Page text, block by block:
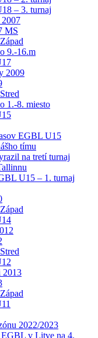
– 3. turnaj
MS
9.-16.m
2009
1.-8. miesto
EGBL U15
tímu
na tretí turnaj
U15 – 1. turnaj
2013
2022/2023
v Litve na 4.